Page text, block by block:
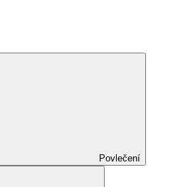
Povlečení